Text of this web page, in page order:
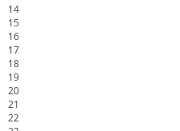
14
15
16
17
18
19
20
21
22